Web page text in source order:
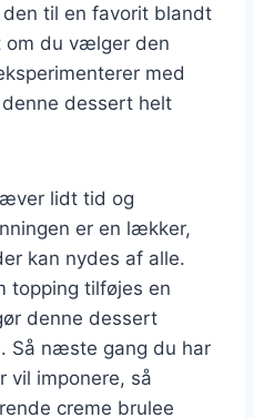
til en favorit blandt
om du vælger den
med
dessert helt
lidt tid og
er en lækker,
kan nydes af alle.
topping tilføjes en
denne dessert
Så næste gang du har
vil imponere, så
creme brulee